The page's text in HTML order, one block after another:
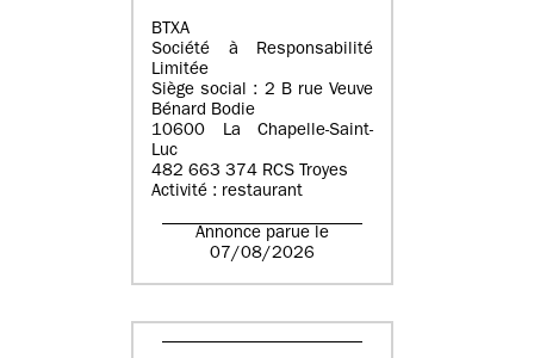
BTXA
Société à Responsabilité
Limitée
Siège social : 2 B rue Veuve
Bénard Bodie
10600 La Chapelle-Saint-
Luc
482 663 374 RCS Troyes
Activité : restaurant
Annonce parue le
07/08/2026